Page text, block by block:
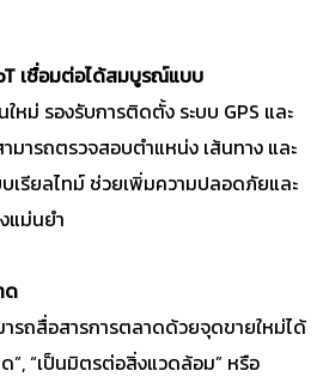
เชื่อมต่อได้สมบูรณ์แบบ
หม่ รองรับการติดตั้ง ระบบ GPS และ
มารถตรวจสอบตำแหน่ง เส้นทาง และ
รียลไทม์ ช่วยเพิ่มความปลอดภัยและ
แม่นยำ
ด
รถสื่อสารการตลาดด้วยจุดขายใหม่ได้
”, “เป็นมิตรต่อสิ่งแวดล้อม” หรือ